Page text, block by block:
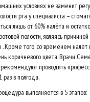
условиях не заменит
рта у специалиста –
лишь от 60% налёта и
полости, являясь
Кроме того, со временем налёт
коричневого цвета. Врачи
проводить
раз в полгода.
выполняется в 5 этапов: